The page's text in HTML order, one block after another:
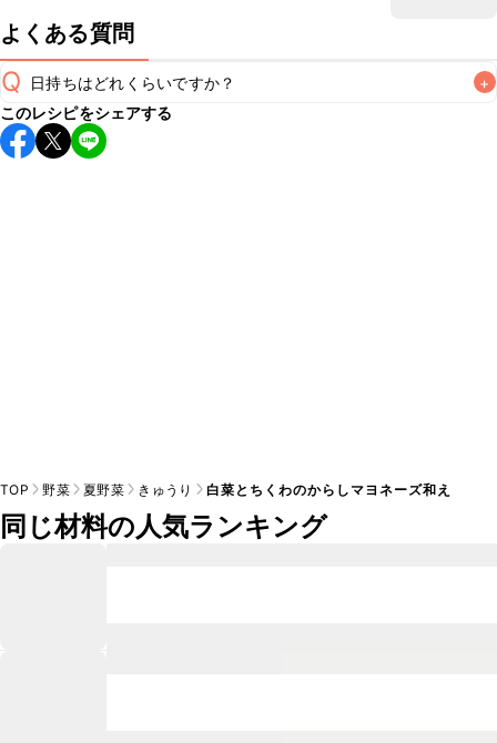
よくある質問
Q 日持ちはどれくらいですか？ +
保存期間は冷蔵で当日中が目安です。なるべくお早めにお召
し上がりください。
このレシピをシェアする
TOP 野菜 夏野菜 きゅうり 白菜とちくわのからしマヨネーズ和え
同じ材料の人気ランキング